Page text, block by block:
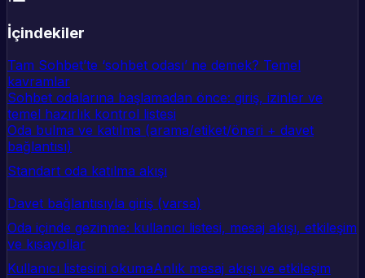
İçindekiler
Tam Sohbet’te ‘sohbet odası’ ne demek? Temel
kavramlar
Sohbet odalarına başlamadan önce: giriş, izinler ve
temel hazırlık kontrol listesi
Oda bulma ve katılma (arama/etiket/öneri + davet
bağlantısı)
Standart oda katılma akışı
Davet bağlantısıyla giriş (varsa)
Oda içinde gezinme: kullanıcı listesi, mesaj akışı, etkileşim
ve kısayollar
Kullanıcı listesini okumaAnlık mesaj akışı ve etkileşim